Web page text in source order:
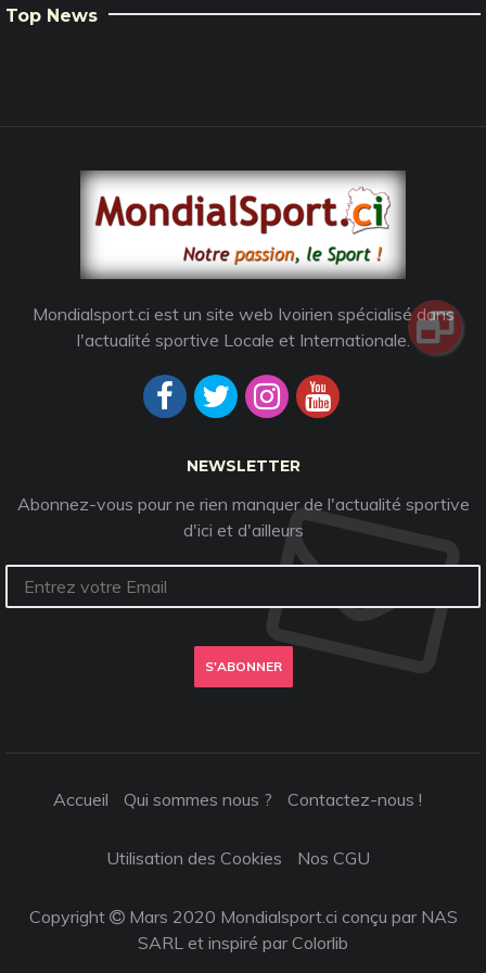
Top News
Mondialsport.ci est un site web Ivoirien spécialisé dans
l'actualité sportive Locale et Internationale.
NEWSLETTER
Abonnez-vous pour ne rien manquer de l'actualité sportive
d'ici et d'ailleurs
S'ABONNER
Accueil Qui sommes nous ? Contactez-nous !
Utilisation des Cookies Nos CGU
Copyright
Mars 2020 Mondialsport.ci conçu par NAS
SARL et inspiré parColorlib